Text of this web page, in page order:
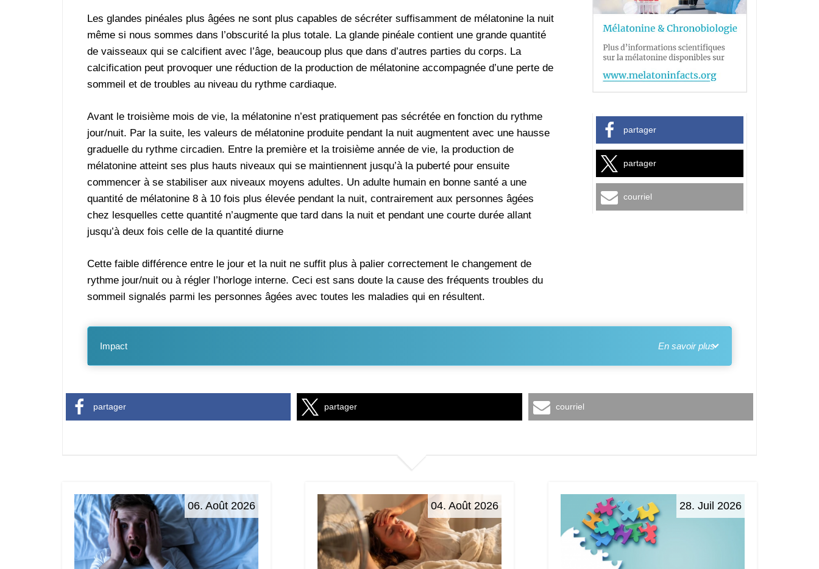
Les glandes pinéales plus âgées ne sont plus capables de sécréter suffisamment de mélatonine la nuit
même si nous sommes dans l’obscurité la plus totale. La glande pinéale contient une grande quantité
de vaisseaux qui se calcifient avec l’âge, beaucoup plus que dans d’autres parties du corps. La
calcification peut provoquer une réduction de la production de mélatonine accompagnée d’une perte de
sommeil et de troubles au niveau du rythme cardiaque.
Avant le troisième mois de vie, la mélatonine n’est pratiquement pas sécrétée en fonction du rythme
jour/nuit. Par la suite, les valeurs de mélatonine produite pendant la nuit augmentent avec une hausse
graduelle du rythme circadien. Entre la première et la troisième année de vie, la production de
mélatonine atteint ses plus hauts niveaux qui se maintiennent jusqu’à la puberté pour ensuite
commencer à se stabiliser aux niveaux moyens adultes. Un adulte humain en bonne santé a une
quantité de mélatonine 8 à 10 fois plus élevée pendant la nuit, contrairement aux personnes âgées
chez lesquelles cette quantité n’augmente que tard dans la nuit et pendant une courte durée allant
jusqu’à deux fois celle de la quantité diurne
Cette faible différence entre le jour et la nuit ne suffit plus à palier correctement le changement de
rythme jour/nuit ou à régler l’horloge interne. Ceci est sans doute la cause des fréquents troubles du
sommeil signalés parmi les personnes âgées avec toutes les maladies qui en résultent.
partager
partager
courriel
Impact
partager partager courriel
06. Août 2026 04. Août 2026 28. Juil 2026